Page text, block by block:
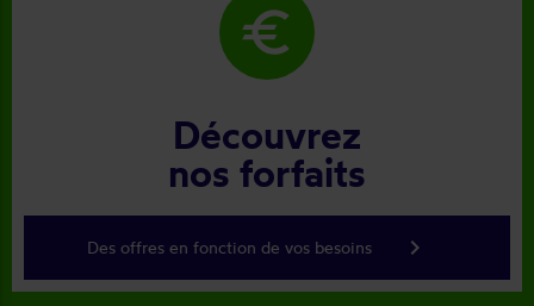
euro
Découvrez
nos forfaits
Des offres en fonction de vos besoins keyboard_arrow_right